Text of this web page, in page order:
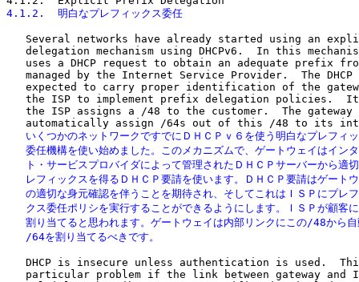
4.1.2.  明白なプレフィックス委任
Several networks have already started using an
delegation mechanism using DHCPv6.  In this
uses a DHCP request to obtain an adequate prefix
managed by the Internet Service Provider.  The DHCP
expected to carry proper identification of the
the ISP to implement prefix delegation policies.
the ISP assigns a /48 to the customer.  The gateway
いくつかのネットワークですでにＤＨＣＰｖ６を使う明白なプレフィ
委任機構を使い始めました。このメカニズムで、ゲートウェイはイン
ト・サービスプロバイダによって管理されたＤＨＣＰサーバーから適
レフィックスを得るＤＨＣＰ要請を使います。ＤＨＣＰ要請はゲート
の適切な身元確認を伴うことを期待され、そしてこれはＩＳＰにプレ
クス委任ポリシを実行することができるようにします。ＩＳＰが顧客
割り当てると思われます。ゲートウェイは内部リンクにこの/48から
   /64を割り当てるべきです。
DHCP is insecure unless authentication is used.
particular problem if the link between gateway and